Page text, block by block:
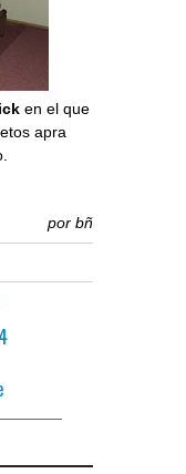
en el que
apra
por bñ